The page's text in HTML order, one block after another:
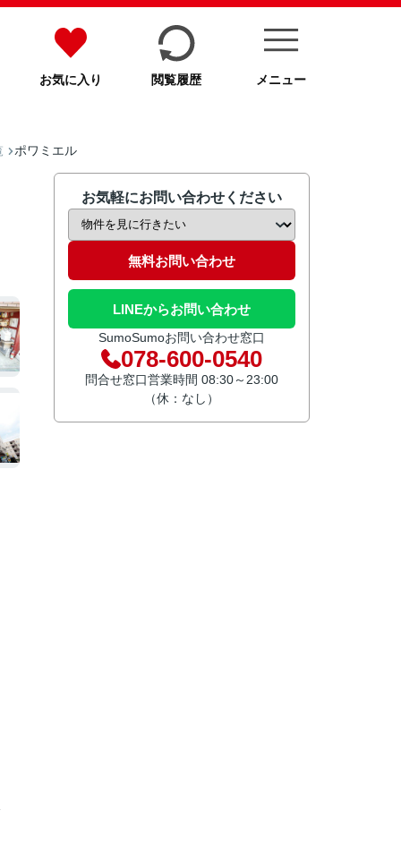
お気に入り 閲覧履歴 メニュー
ポワミエル
お気軽にお問い合わせください
無料お問い合わせ
LINEからお問い合わせ
SumoSumoお問い合わせ窓口
078-600-0540
問合せ窓口営業時間 08:30～23:00
（休：なし）